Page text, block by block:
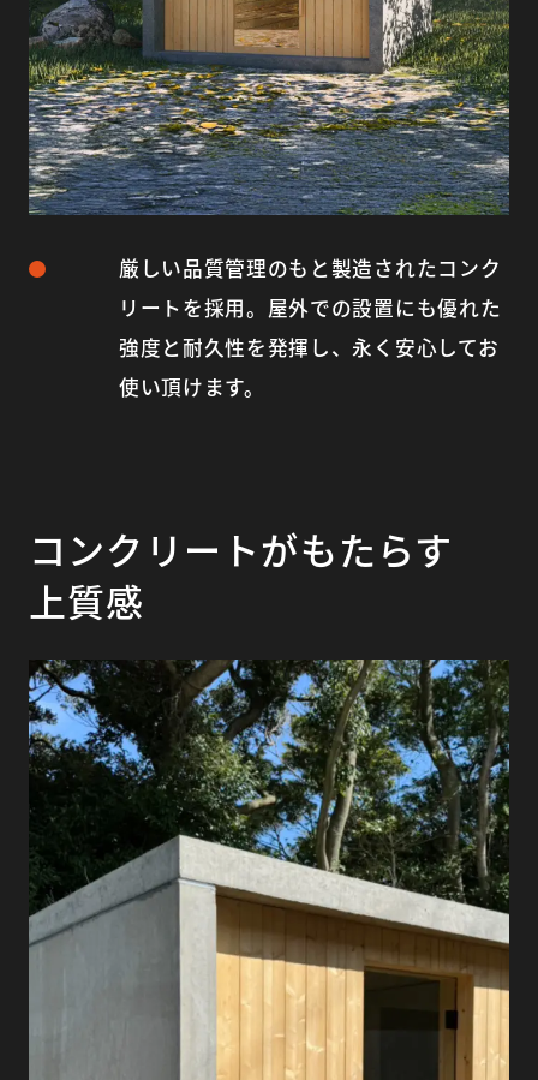
厳しい品質管理のもと製造されたコンク
リートを採用。屋外での設置にも優れた
強度と耐久性を発揮し、永く安心してお
使い頂けます。
コンクリートがもたらす
上質感